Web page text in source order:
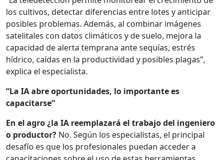
los cultivos, detectar diferencias entre lotes y anticipar
posibles problemas. Además, al combinar imágenes
satelitales con datos climáticos y de suelo, mejora la
capacidad de alerta temprana ante sequías, estrés
hídrico, caídas en la productividad y posibles plagas”,
explica el especialista.
“La IA abre oportunidades, lo importante es
capacitarse”
En el agro ¿la IA reemplazará el trabajo del ingeniero
o productor? No. Según los especialistas, el principal
desafío es que los profesionales puedan acceder a